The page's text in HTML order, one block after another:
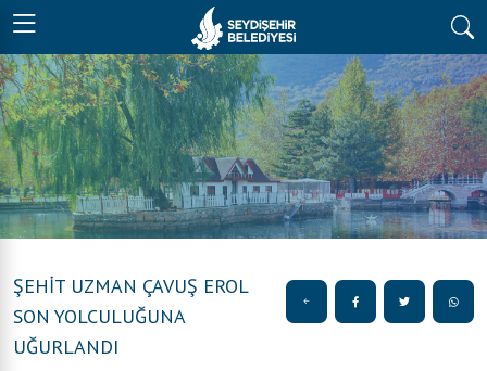
ŞEHİT UZMAN ÇAVUŞ EROL
SON YOLCULUĞUNA
UĞURLANDI